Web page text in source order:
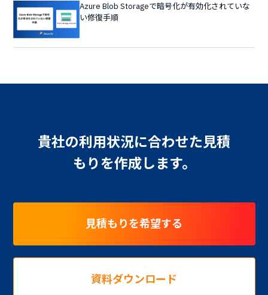
Azure Blob Storageで暗号化が有効化されていな
い修復手順
貴社の利用状況に合わせた見積
もりを作成します。
見積もりを希望する
資料ダウンロード